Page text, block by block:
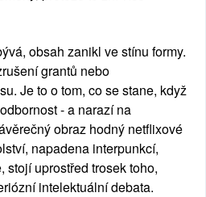
obsah zanikl ve stínu formy.
grantů nebo
Je to o tom, co se stane, když
- a narazí na
obraz hodný netflixové
napadena interpunkcí,
stojí uprostřed trosek toho,
intelektuální debata.